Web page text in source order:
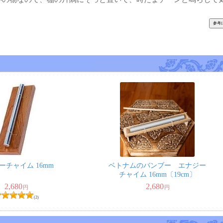
チャイム 16mm
2,680 円
(2)
ベトナムのバンブー エナジー
チャイム 16mm〔19cm〕
2,680 円